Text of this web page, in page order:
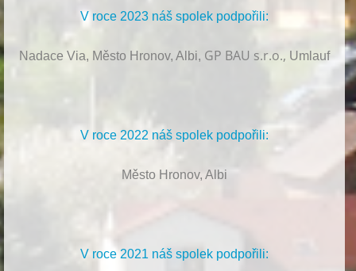
V roce 2023 náš spolek podpořili:
Nadace Via, Město Hronov, Albi, GP BAU s.r.o., Umlauf
V roce 2022 náš spolek podpořili:
Město Hronov, Albi
V roce 2021 náš spolek podpořili: